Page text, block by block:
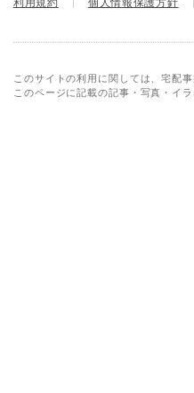
このサイトの利用に関しては、宅配
このページに記載の記事・写真・イ